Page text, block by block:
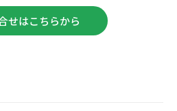
せはこちらから